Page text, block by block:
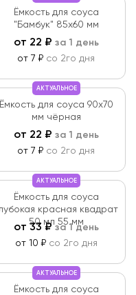
Ёмкость для соуса
"Бамбук" 85х60 мм
от 22 ₽ за 1 день
от 7 ₽ со 2го дня
АКТУАЛЬНОЕ
Ёмкость для соуса 90х70
мм чёрная
от 22 ₽ за 1 день
от 7 ₽ со 2го дня
АКТУАЛЬНОЕ
Ёмкость для соуса
красная квадрат
50 мл 55 мм
от33 ₽за 1 день
от 10 ₽ со 2го дня
АКТУАЛЬНОЕ
Ёмкость для соуса